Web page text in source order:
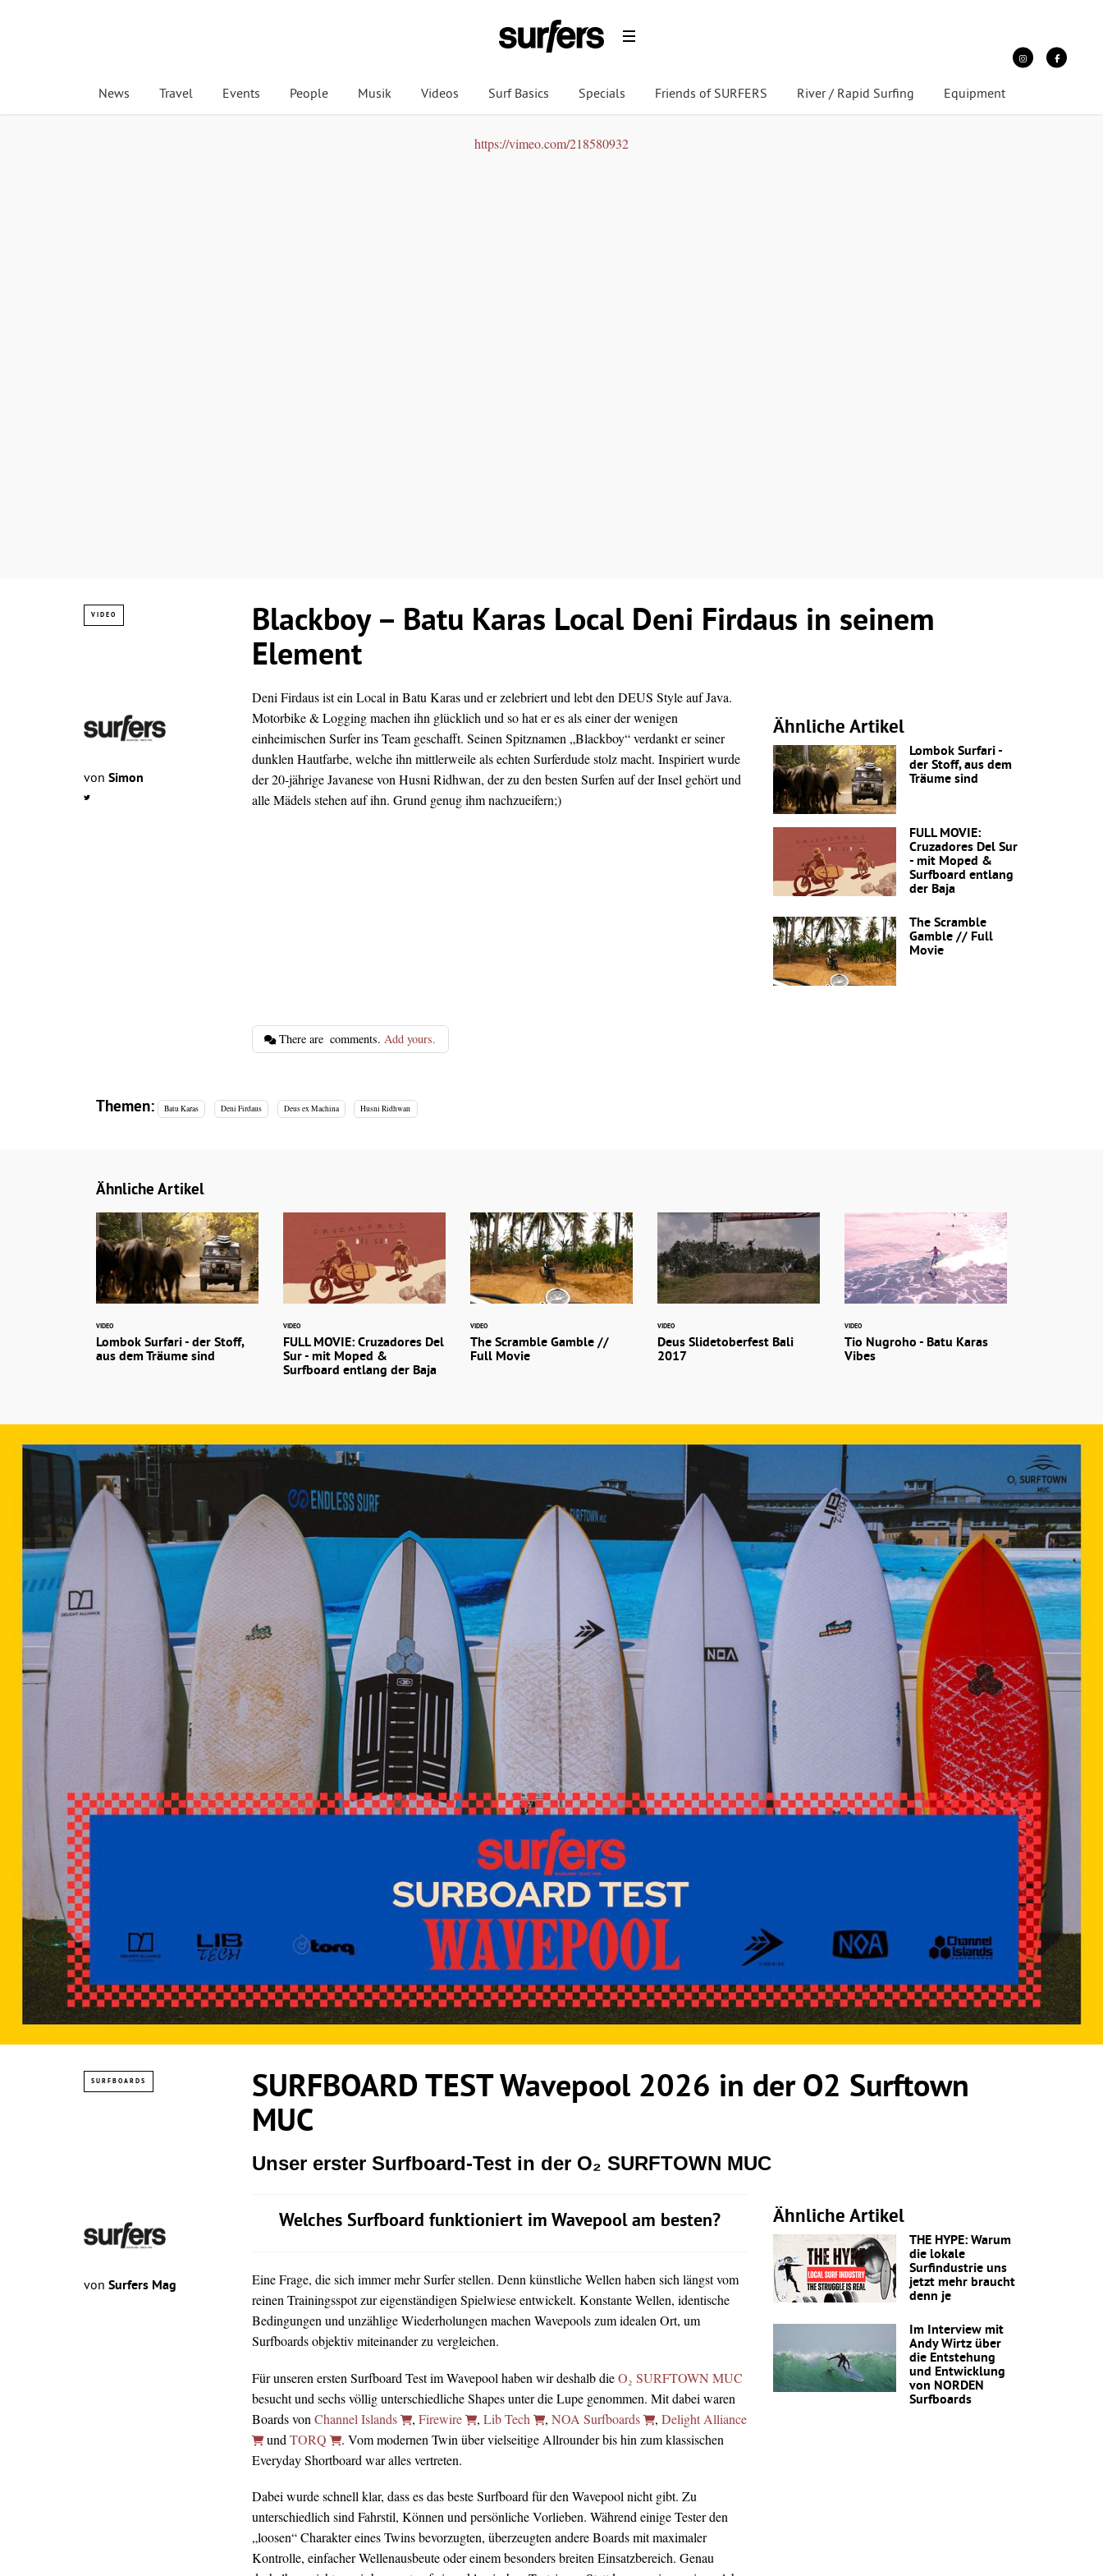
News Travel Events People Musik Videos Surf Basics Specials Friends of SURFERS River / Rapid Surfing Equipment
https://vimeo.com/218580932
VIDEO
Blackboy – Batu Karas Local Deni Firdaus in seinem
Element
von Simon
Deni Firdaus ist ein Local in Batu Karas und er zelebriert und lebt den DEUS Style auf Java.
Motorbike & Logging machen ihn glücklich und so hat er es als einer der wenigen
einheimischen Surfer ins Team geschafft. Seinen Spitznamen „Blackboy“ verdankt er seiner
dunklen Hautfarbe, welche ihn mittlerweile als echten Surferdude stolz macht. Inspiriert wurde
der 20-jährige Javanese von Husni Ridhwan, der zu den besten Surfen auf der Insel gehört und
alle Mädels stehen auf ihn. Grund genug ihm nachzueifern;)
Ähnliche Artikel
Lombok Surfari -
der Stoff, aus dem
Träume sind
FULL MOVIE:
Cruzadores Del Sur
- mit Moped &
Surfboard entlang
der Baja
The Scramble
Gamble // Full
Movie
There are comments.Add yours.
Themen: Batu Karas Deni Firdaus Deus ex Machina Husni Ridhwan
Ähnliche Artikel
VIDEO
Lombok Surfari - der Stoff,
aus dem Träume sind
VIDEO
FULL MOVIE: Cruzadores Del
Sur - mit Moped &
Surfboard entlang der Baja
VIDEO
The Scramble Gamble //
Full Movie
VIDEO
Deus Slidetoberfest Bali
2017
VIDEO
Tio Nugroho - Batu Karas
Vibes
SURFBOARDS
SURFBOARD TEST Wavepool 2026 in der O2 Surftown
MUC
Unser erster Surfboard-Test in der O₂ SURFTOWN MUC
von Surfers Mag
Welches Surfboard funktioniert im Wavepool am besten?
Eine Frage, die sich immer mehr Surfer stellen. Denn künstliche Wellen haben sich längst vom
reinen Trainingsspot zur eigenständigen Spielwiese entwickelt. Konstante Wellen, identische
Bedingungen und unzählige Wiederholungen machen Wavepools zum idealen Ort, um
Surfboards objektiv miteinander zu vergleichen.
Für unseren ersten Surfboard Test im Wavepool haben wir deshalb dieO₂ SURFTOWN MUC
besucht und sechs völlig unterschiedliche Shapes unter die Lupe genommen. Mit dabei waren
Boards von Channel Islands , Firewire , Lib Tech , NOA Surfboards , Delight Alliance
und TORQ
. Vom modernen Twin über vielseitige Allrounder bis hin zum klassischen
Everyday Shortboard war alles vertreten.
Dabei wurde schnell klar, dass es das beste Surfboard für den Wavepool nicht gibt. Zu
unterschiedlich sind Fahrstil, Können und persönliche Vorlieben. Während einige Tester den
„loosen“ Charakter eines Twins bevorzugten, überzeugten andere Boards mit maximaler
Kontrolle, einfacher Wellenausbeute oder einem besonders breiten Einsatzbereich. Genau
Ähnliche Artikel
THE HYPE: Warum
die lokale
Surfindustrie uns
jetzt mehr braucht
denn je
Im Interview mit
Andy Wirtz über
die Entstehung
und Entwicklung
von NORDEN
Surfboards